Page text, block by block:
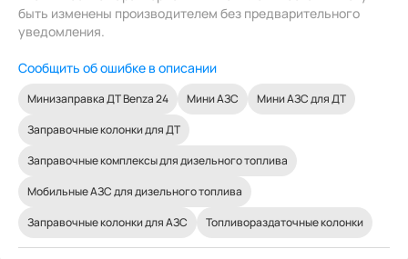
быть изменены производителем без предварительного
уведомления.
Сообщить об ошибке в описании
Минизаправка ДТ Benza 24 Мини АЗС
Мини АЗС для ДТ
Заправочные колонки для ДТ
Заправочные комплексы для дизельного топлива
Мобильные АЗС для дизельного топлива
Заправочные колонки для АЗС
Топливораздаточные колонки